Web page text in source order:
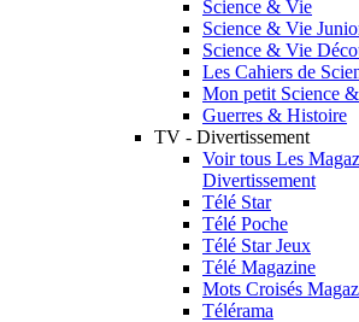
Science & Vie
Science & Vie
Science & Vie
Les Cahiers de
Mon petit Science
Guerres & Histoire
TV - Divertissement
Voir tous Les
Divertissement
Télé Star
Télé Poche
Télé Star Jeux
Télé Magazine
Mots Croisés
Télérama